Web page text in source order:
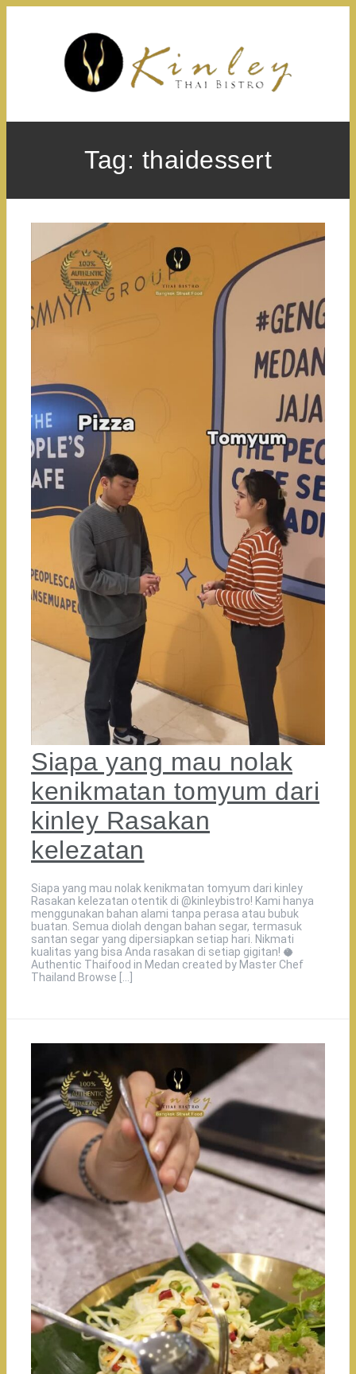
Tag: thaidessert
Siapa yang mau nolak
kenikmatan tomyum dari
kinley Rasakan
kelezatan
Siapa yang mau nolak kenikmatan tomyum dari kinley
Rasakan kelezatan otentik di @kinleybistro! Kami hanya
menggunakan bahan alami tanpa perasa atau bubuk
buatan. Semua diolah dengan bahan segar, termasuk
santan segar yang dipersiapkan setiap hari. Nikmati
kualitas yang bisa Anda rasakan di setiap gigitan! 🥥
Authentic Thaifood in Medan created by Master Chef
Thailand Browse […]